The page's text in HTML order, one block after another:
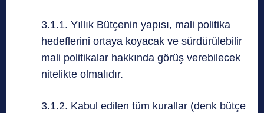
3.1.1. Yıllık Bütçenin yapısı, mali politika
hedeflerini ortaya koyacak ve sürdürülebilir
mali politikalar hakkında görüş verebilecek
nitelikte olmalıdır.
3.1.2. Kabul edilen tüm kurallar (denk bütçe